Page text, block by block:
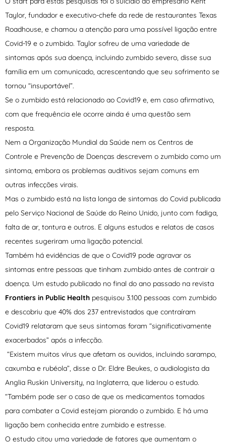
Taylor, fundador e executivo-chefe da rede de restaurantes Texas
Roadhouse, e chamou a atenção para uma possível ligação entre
Covid-19 e o zumbido. Taylor sofreu de uma variedade de
sintomas após sua doença, incluindo zumbido severo, disse sua
família em um comunicado, acrescentando que seu sofrimento se
tornou “insuportável”.
Se o zumbido está relacionado ao Covid19 e, em caso afirmativo,
com que frequência ele ocorre ainda é uma questão sem
resposta.
Nem a Organização Mundial da Saúde nem os Centros de
Controle e Prevenção de Doenças descrevem o zumbido como um
sintoma, embora os problemas auditivos sejam comuns em
outras infecções virais.
Mas o zumbido está na lista longa de sintomas do Covid publicada
pelo Serviço Nacional de Saúde do Reino Unido, junto com fadiga,
falta de ar, tontura e outros. E alguns estudos e relatos de casos
recentes sugeriram uma ligação potencial.
Também há evidências de que o Covid19 pode agravar os
sintomas entre pessoas que tinham zumbido antes de contrair a
doença. Um estudo publicado no final do ano passado na revista
Frontiers in Public Health pesquisou 3.100 pessoas com zumbido
e descobriu que 40% dos 237 entrevistados que contraíram
Covid19 relataram que seus sintomas foram “significativamente
exacerbados” após a infecção.
“Existem muitos vírus que afetam os ouvidos, incluindo sarampo,
caxumba e rubéola”, disse o Dr. Eldre Beukes, o audiologista da
Anglia Ruskin University, na Inglaterra, que liderou o estudo.
“Também pode ser o caso de que os medicamentos tomados
para combater a Covid estejam piorando o zumbido. E há uma
ligação bem conhecida entre zumbido e estresse.
O estudo citou uma variedade de fatores que aumentam o